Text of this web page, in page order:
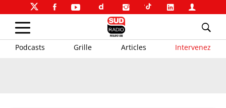
Podcasts Grille Articles Intervenez